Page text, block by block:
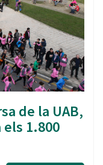
de la UAB,
1.800